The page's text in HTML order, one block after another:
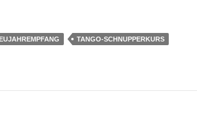
TANGO-SCHNUPPERKURS